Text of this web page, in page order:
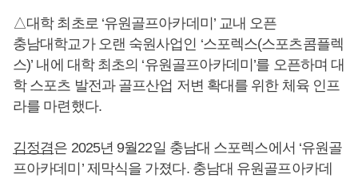
△대학 최초로 ‘유원골프아카데미’ 교내 오픈
충남대학교가 오랜 숙원사업인 ‘스포렉스(스포츠콤플렉
스)’ 내에 대학 최초의 ‘유원골프아카데미’를 오픈하며 대
학 스포츠 발전과 골프산업 저변 확대를 위한 체육 인프
라를 마련했다.
김정겸은 2025년 9월22일 충남대 스포렉스에서 ‘유원골
프아카데미’ 제막식을 가졌다. 충남대 유원골프아카데